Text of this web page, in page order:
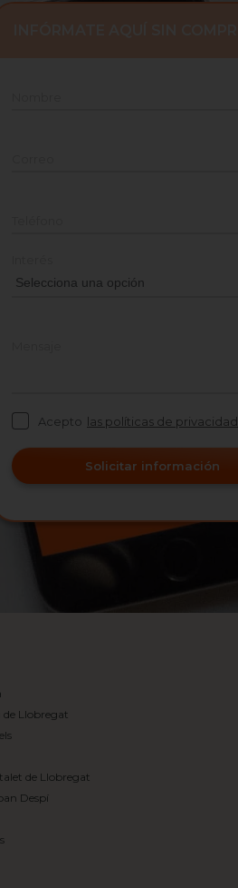
Acepto las políticas de privacidad
Solicitar información
de Llobregat
de Llobregat
Despí